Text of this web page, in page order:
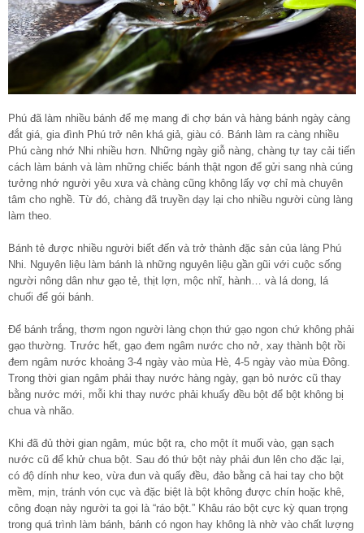
Phú đã làm nhiều bánh để mẹ mang đi chợ bán và hàng bánh ngày càng
đắt giá, gia đình Phú trở nên khá giả, giàu có. Bánh làm ra càng nhiều
Phú càng nhớ Nhi nhiều hơn. Những ngày giỗ nàng, chàng tự tay cải tiến
cách làm bánh và làm những chiếc bánh thật ngon để gửi sang nhà cúng
tưởng nhớ người yêu xưa và chàng cũng không lấy vợ chỉ mà chuyên
tâm cho nghề. Từ đó, chàng đã truyền dạy lại cho nhiều người cùng làng
làm theo.
Bánh tẻ được nhiều người biết đến và trở thành đặc sản của làng Phú
Nhi. Nguyên liệu làm bánh là những nguyên liệu gần gũi với cuộc sống
người nông dân như gạo tẻ, thịt lợn, mộc nhĩ, hành… và lá dong, lá
chuối để gói bánh.
Để bánh trắng, thơm ngon người làng chọn thứ gạo ngon chứ không phải
gạo thường. Trước hết, gạo đem ngâm nước cho nở, xay thành bột rồi
đem ngâm nước khoảng 3-4 ngày vào mùa Hè, 4-5 ngày vào mùa Đông.
Trong thời gian ngâm phải thay nước hàng ngày, gạn bỏ nước cũ thay
bằng nước mới, mỗi khi thay nước phải khuấy đều bột để bột không bị
chua và nhão.
Khi đã đủ thời gian ngâm, múc bột ra, cho một ít muối vào, gạn sạch
nước cũ để khử chua bột. Sau đó thứ bột này phải đun lên cho đặc lại,
có độ dính như keo, vừa đun và quấy đều, đảo bằng cả hai tay cho bột
mềm, mịn, tránh vón cục và đặc biệt là bột không được chín hoặc khê,
công đoạn này người ta gọi là “ráo bột.” Khâu ráo bột cực kỳ quan trọng
trong quá trình làm bánh, bánh có ngon hay không là nhờ vào chất lượng